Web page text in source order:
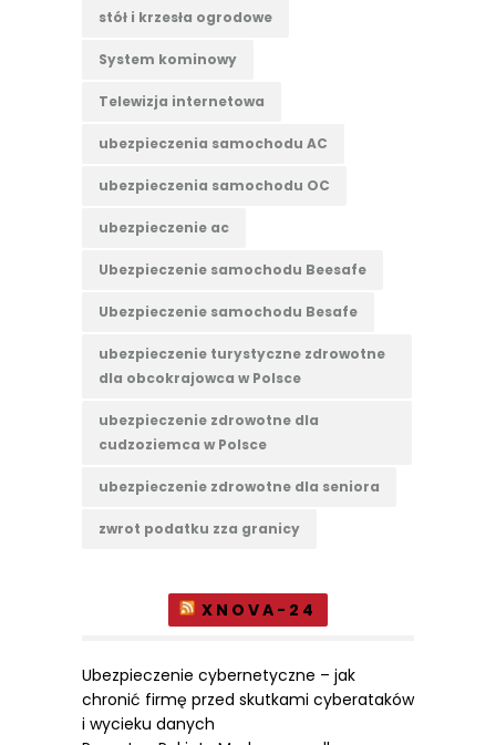
stół i krzesła ogrodowe
System kominowy
Telewizja internetowa
ubezpieczenia samochodu AC
ubezpieczenia samochodu OC
ubezpieczenie ac
Ubezpieczenie samochodu Beesafe
Ubezpieczenie samochodu Besafe
ubezpieczenie turystyczne zdrowotne
dla obcokrajowca w Polsce
ubezpieczenie zdrowotne dla
cudzoziemca w Polsce
ubezpieczenie zdrowotne dla seniora
zwrot podatku zza granicy
XNOVA-24
Ubezpieczenie cybernetyczne – jak
chronić firmę przed skutkami cyberataków
i wycieku danych